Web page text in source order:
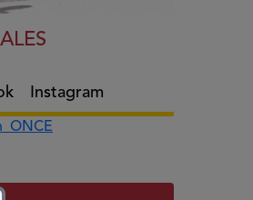
Instagram